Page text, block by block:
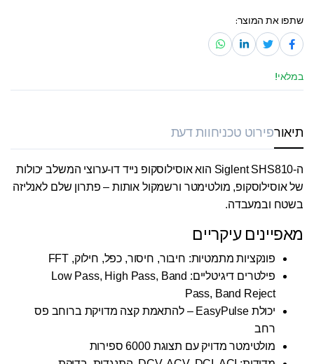
שתפו את המוצר:
במלאי!
תיאורפירוט טכניחוות דעת
ה-Siglent SHS810 הוא אוסילוסקופ נייד דו-ערוצי המשלב יכולות
של אוסילוסקופ, מולטימטר ורשמקול אותות – פתרון שלם לאנליזה
בשטח ובמעבדה.
מאפיינים עיקריים
פונקציות מתמטיות: חיבור, חיסור, כפל, חילוק, FFT
פילטרים דיגיטליים: Low Pass, High Pass, Band
Pass, Band Reject
יכולת EasyPulse – להתאמת קצה מדויקת ברוחב פס
רחב
מולטימטר מדויק עם תצוגת 6000 ספירות